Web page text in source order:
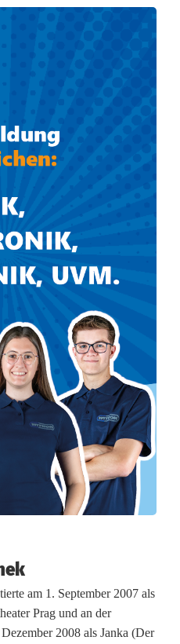
am 1. September 2007 als
Prag und an der
2008 als Janka (Der